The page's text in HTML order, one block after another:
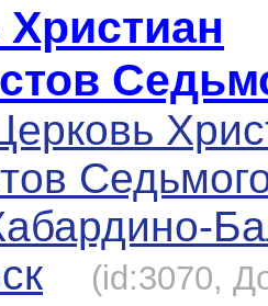
(id:3070,